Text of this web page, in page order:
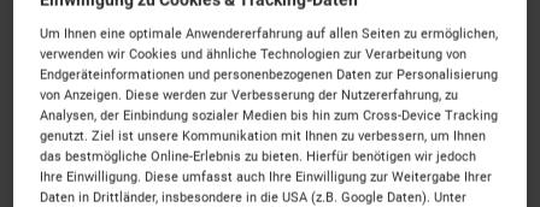
Wir greifen auf ein umfassendes Netzwerk
von Vermietern und starken Partnern zurück.
So können wir Ihnen garantiert die beste
Lösung bereitstellen.
Um Ihnen eine optimale Anwendererfahrung auf allen Seiten zu ermöglichen,
verwenden wir Cookies und ähnliche Technologien zur Verarbeitung von
Endgeräteinformationen und personenbezogenen Daten zur Personalisierung
von Anzeigen. Diese werden zur Verbesserung der Nutzererfahrung, zu
Analysen, der Einbindung sozialer Medien bis hin zum Cross-Device Tracking
genutzt. Ziel ist unsere Kommunikation mit Ihnen zu verbessern, um Ihnen
das bestmögliche Online-Erlebnis zu bieten. Hierfür benötigen wir jedoch
Ihre Einwilligung. Diese umfasst auch Ihre Einwilligung zur Weitergabe Ihrer
Daten in Drittländer, insbesondere in die USA (z.B. Google Daten). Unter